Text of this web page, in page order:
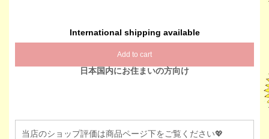
International shipping available
Add to cart
日本国内にお住まいの方向け
当店のショップ評価は商品ページ下をご覧ください💖